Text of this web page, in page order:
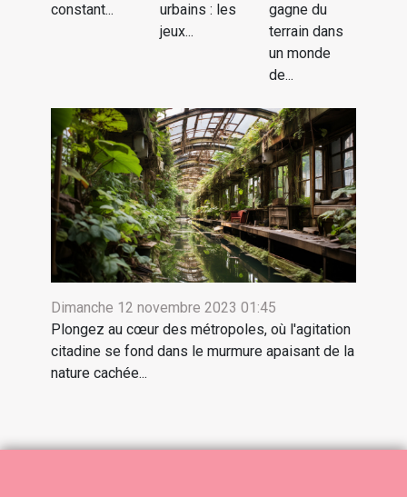
constant...
urbains : les
jeux...
gagne du
terrain dans
un monde
de...
Dimanche 12 novembre 2023 01:45
Plongez au cœur des métropoles, où l'agitation
citadine se fond dans le murmure apaisant de la
nature cachée...